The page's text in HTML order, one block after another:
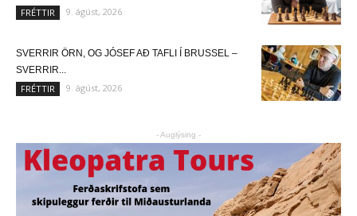
FRÉTTIR 9. ágúst, 2026
SVERRIR ÖRN, OG JÓSEF AÐ TAFLI Í BRUSSEL –
SVERRIR...
FRÉTTIR 9. ágúst, 2026
- Auglýsing -